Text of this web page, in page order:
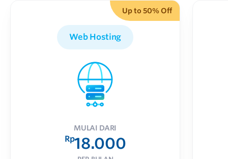
Up to 50% Off
Web Hosting
MULAI DARI
Rp18.000